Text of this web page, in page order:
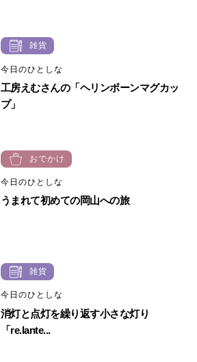
雑貨
今日のひとしな
工房えむさんの「ヘリンボーンマグカッ
プ」
おでかけ
今日のひとしな
うまれて初めての岡山への旅
雑貨
今日のひとしな
消灯と点灯を繰り返す小さな灯り
「re.lante...